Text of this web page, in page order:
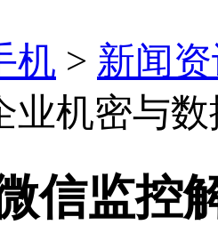
机 > 新闻
业机密与
信监控